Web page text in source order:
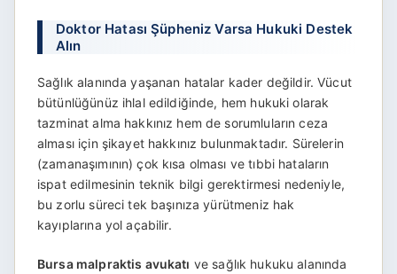
Doktor Hatası Şüpheniz Varsa Hukuki Destek
Alın
Sağlık alanında yaşanan hatalar kader değildir. Vücut
bütünlüğünüz ihlal edildiğinde, hem hukuki olarak
tazminat alma hakkınız hem de sorumluların ceza
alması için şikayet hakkınız bulunmaktadır. Sürelerin
(zamanaşımının) çok kısa olması ve tıbbi hataların
ispat edilmesinin teknik bilgi gerektirmesi nedeniyle,
bu zorlu süreci tek başınıza yürütmeniz hak
kayıplarına yol açabilir.
Bursa malpraktis avukatı ve sağlık hukuku alanında